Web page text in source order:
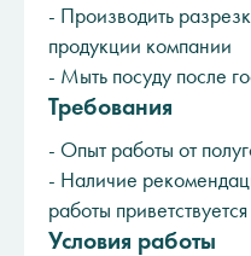
- Производить
продукции компании
- Мыть посуду после
Требования
- Опыт работы от
- Наличие
работы приветствуется
Условия работы